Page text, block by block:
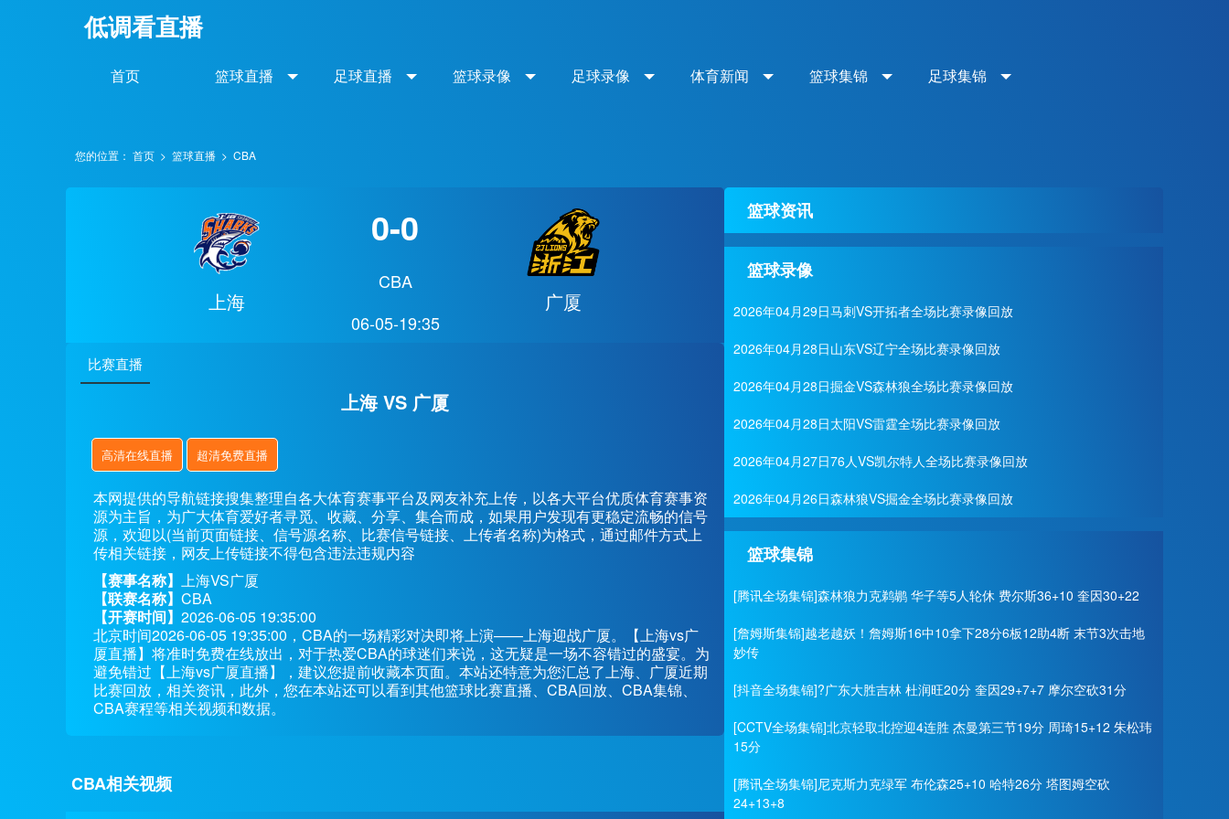
低调看直播
首页 篮球直播 足球直播 篮球录像 足球录像 体育新闻 篮球集锦 足球集锦
您的位置： 首页 > 篮球直播 > CBA
上海
0-0
CBA
06-05-19:35
广厦
比赛直播
上海 VS 广厦
高清在线直播 超清免费直播
本网提供的导航链接搜集整理自各大体育赛事平台及网友补充上传，以各大平台优质体育赛事资
源为主旨，为广大体育爱好者寻觅、收藏、分享、集合而成，如果用户发现有更稳定流畅的信号
源，欢迎以(当前页面链接、信号源名称、比赛信号链接、上传者名称)为格式，通过邮件方式上
传相关链接，网友上传链接不得包含违法违规内容
【赛事名称】 上海VS广厦
【联赛名称】 CBA
【开赛时间】 2026-06-05 19:35:00
北京时间2026-06-05 19:35:00，CBA的一场精彩对决即将上演——上海迎战广厦。【上海vs广
厦直播】将准时免费在线放出，对于热爱CBA的球迷们来说，这无疑是一场不容错过的盛宴。为
避免错过【上海vs广厦直播】，建议您提前收藏本页面。本站还特意为您汇总了上海、广厦近期
比赛回放，相关资讯，此外，您在本站还可以看到其他篮球比赛直播、CBA回放、CBA集锦、
CBA赛程等相关视频和数据。
CBA相关视频
篮球资讯
篮球录像
2026年04月29日马刺VS开拓者全场比赛录像回放
2026年04月28日山东VS辽宁全场比赛录像回放
2026年04月28日掘金VS森林狼全场比赛录像回放
2026年04月28日太阳VS雷霆全场比赛录像回放
2026年04月27日76人VS凯尔特人全场比赛录像回放
2026年04月26日森林狼VS掘金全场比赛录像回放
篮球集锦
[腾讯全场集锦]森林狼力克鹈鹕 华子等5人轮休 费尔斯36+10 奎因30+22
[詹姆斯集锦]越老越妖！詹姆斯16中10拿下28分6板12助4断 末节3次击地
妙传
[抖音全场集锦]?广东大胜吉林 杜润旺20分 奎因29+7+7 摩尔空砍31分
[CCTV全场集锦]北京轻取北控迎4连胜 杰曼第三节19分 周琦15+12 朱松玮
15分
[腾讯全场集锦]尼克斯力克绿军 布伦森25+10 哈特26分 塔图姆空砍
24+13+8